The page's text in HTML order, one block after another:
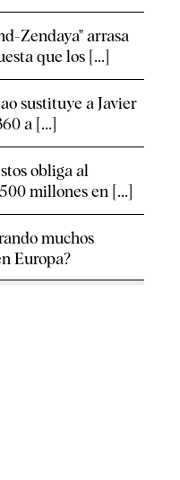
Zendaya" arrasa
que los [...]
sustituye a Javier
a [...]
obliga al
millones en [...]
muchos
Europa?